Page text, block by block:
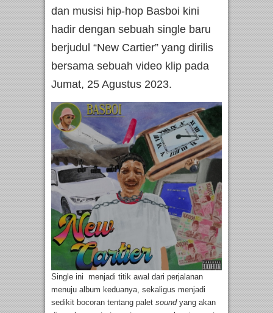
dan musisi hip-hop Basboi kini
hadir dengan sebuah single baru
berjudul “New Cartier” yang dirilis
bersama sebuah video klip pada
Jumat, 25 Agustus 2023.
Single ini menjadi titik awal dari perjalanan
menuju album keduanya, sekaligus menjadi
sedikit bocoran tentang palet soundyang akan